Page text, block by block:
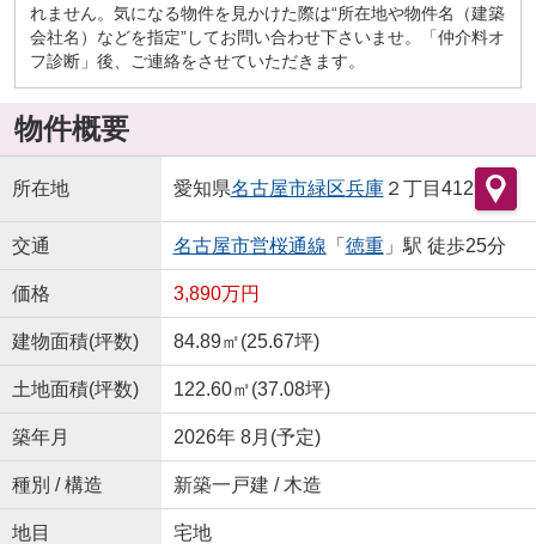
れません。気になる物件を見かけた際は“所在地や物件名（建築
会社名）などを指定”してお問い合わせ下さいませ。「仲介料オ
フ診断」後、ご連絡をさせていただきます。
物件概要
所在地 愛知県名古屋市緑区兵庫２丁目412
交通 名古屋市営桜通線 「 徳重」駅 徒歩25分
価格 3,890万円
建物面積(坪数) 84.89㎡(25.67坪)
土地面積(坪数) 122.60㎡(37.08坪)
築年月 2026年 8月(予定)
種別 / 構造 新築一戸建 / 木造
地目 宅地